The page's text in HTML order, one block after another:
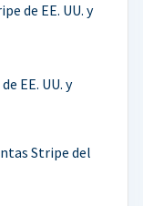
de EE. UU. y
EE. UU. y
Stripe del